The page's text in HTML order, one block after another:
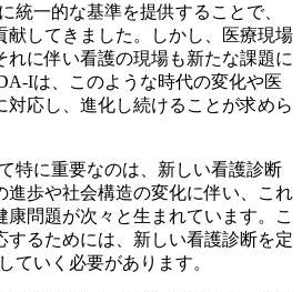
統一的な基準を提供することで、
献してきました。しかし、医療現場
れに伴い看護の現場も新たな課題に
Iは、このような時代の変化や医
対応し、進化し続けることが求めら
特に重要なのは、新しい看護診断
進歩や社会構造の変化に伴い、これ
康問題が次々と生まれています。こ
するためには、新しい看護診断を定
ていく必要があります。